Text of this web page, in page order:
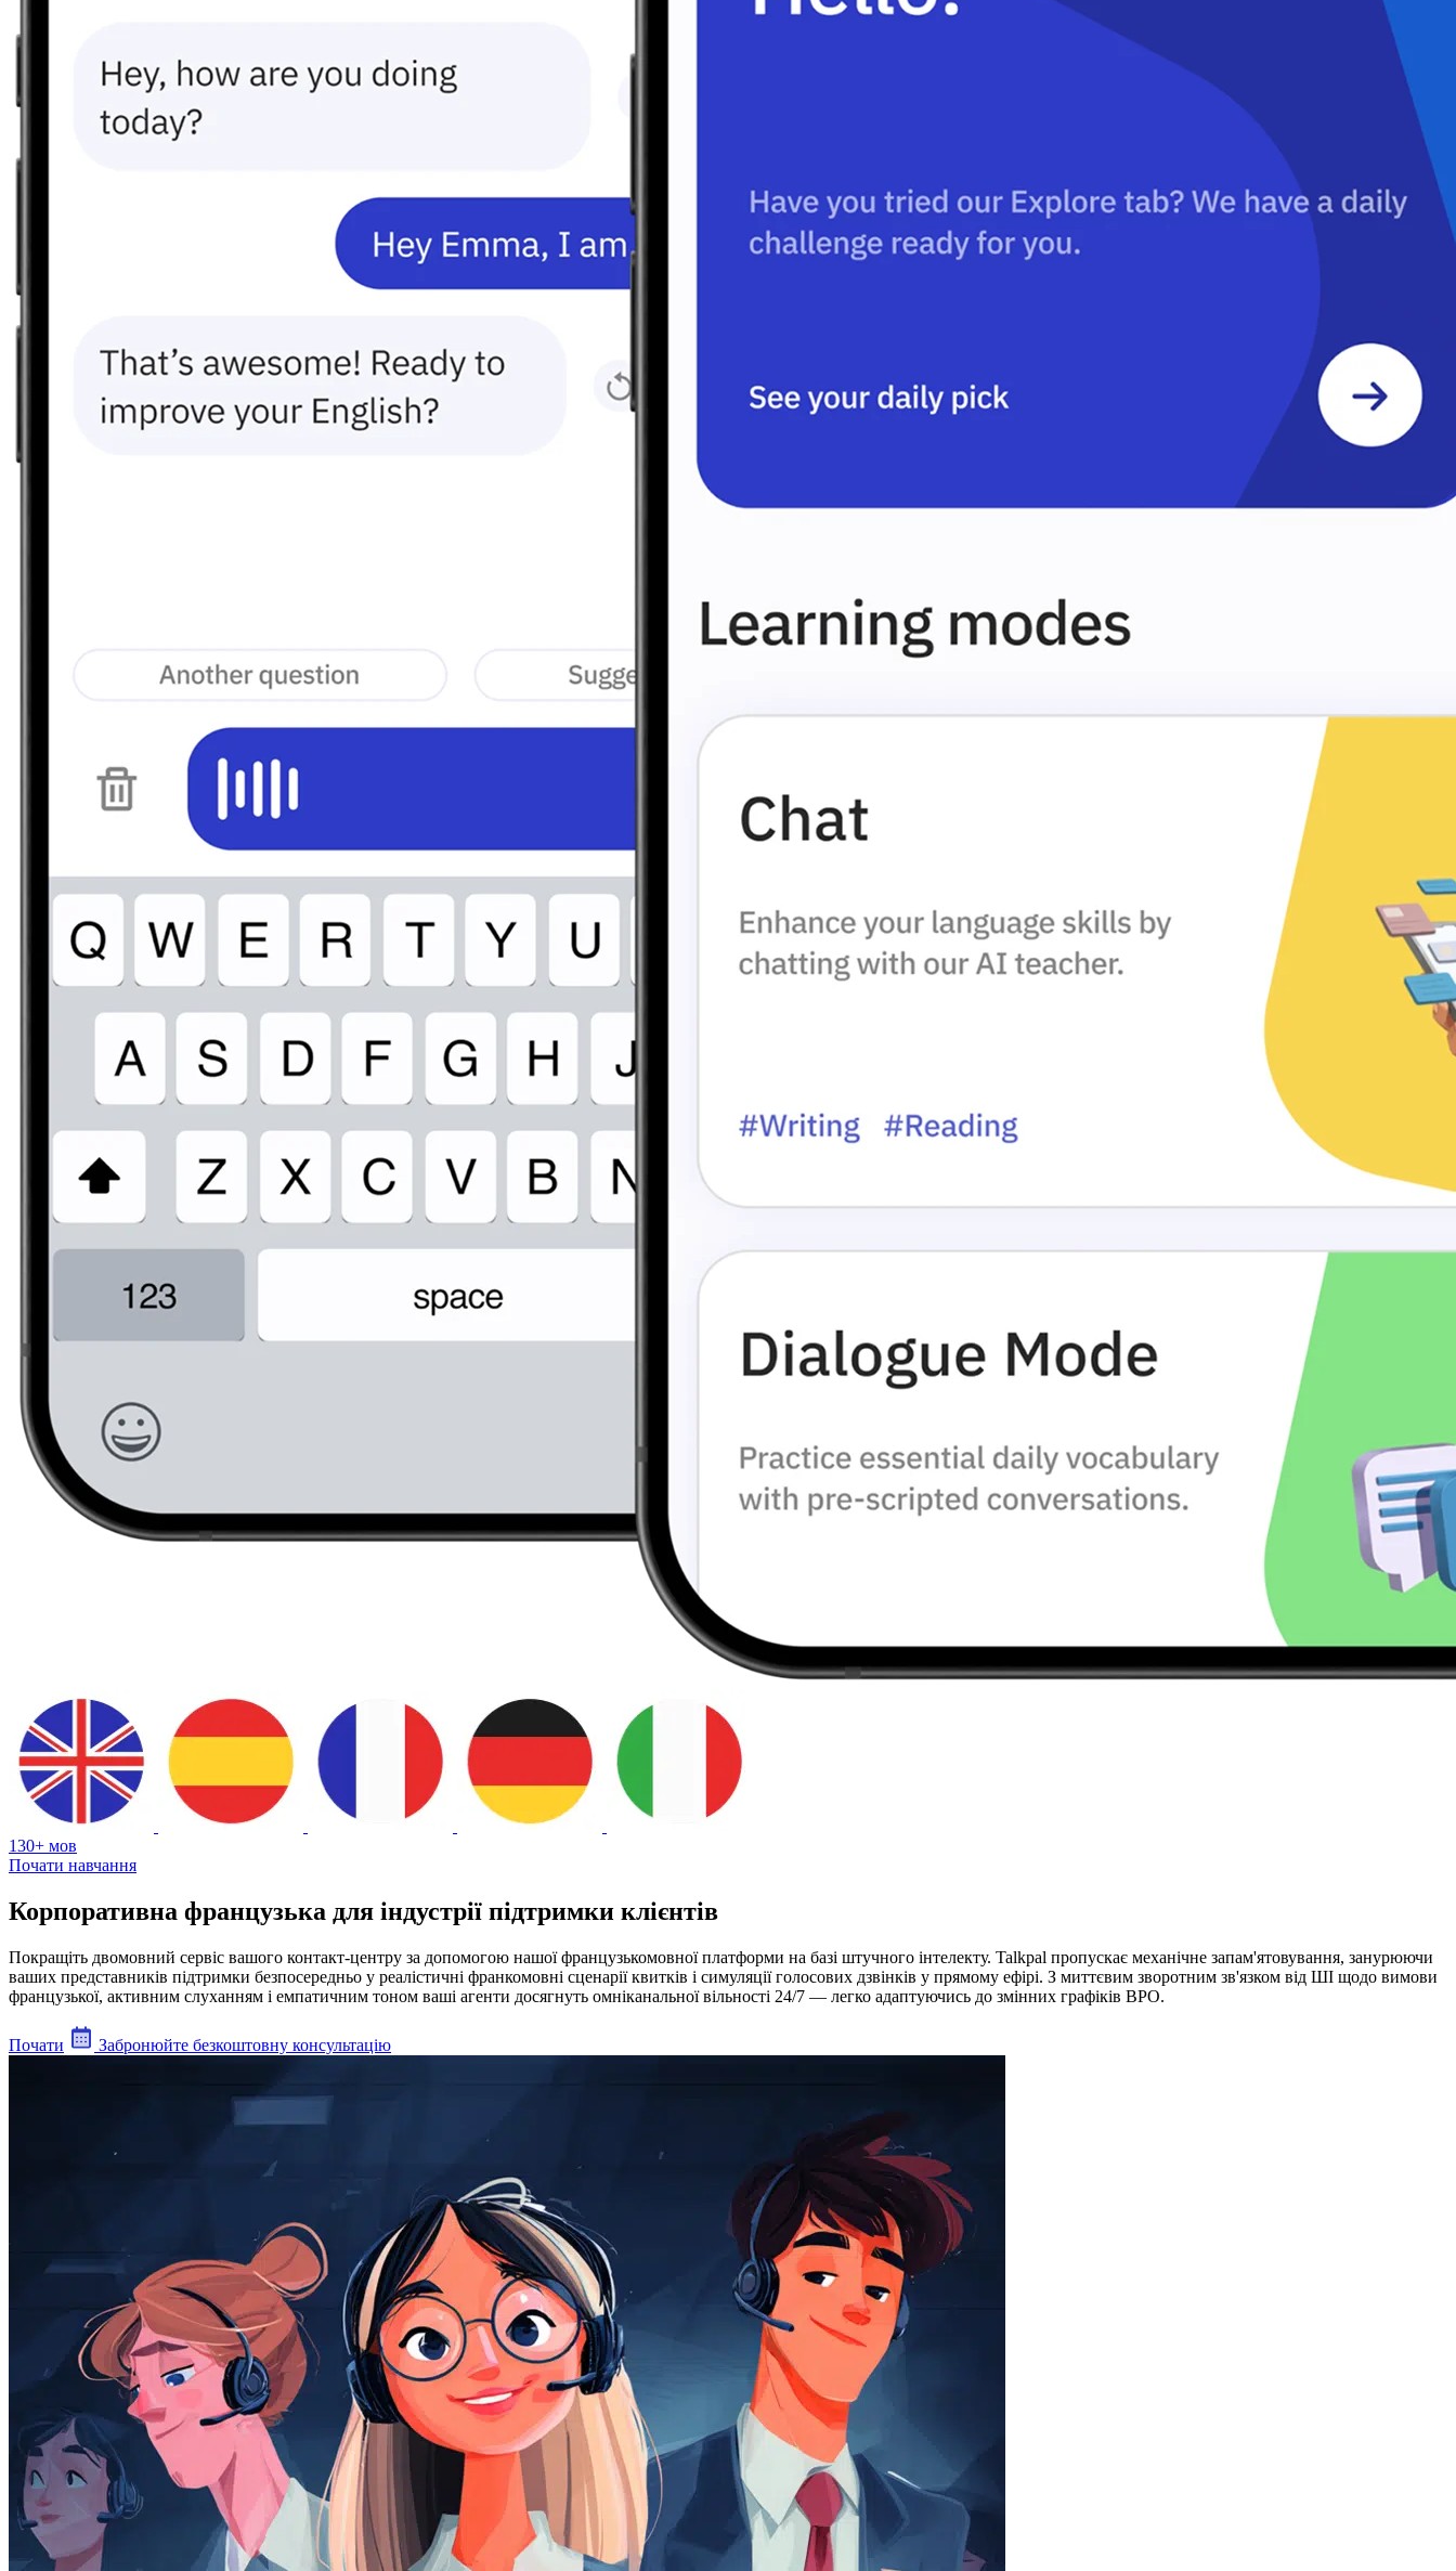
130+ мов
Почати навчання
Корпоративна французька для індустрії підтримки клієнтів
Покращіть двомовний сервіс вашого контакт-центру за допомогою нашої французькомовної платформи на базі штучного інтелекту. Talkpal пропускає механічне запам'ятовування, занурюючи
ваших представників підтримки безпосередньо у реалістичні франкомовні сценарії квитків і симуляції голосових дзвінків у прямому ефірі. З миттєвим зворотним зв'язком від ШІ щодо вимови
французької, активним слуханням і емпатичним тоном ваші агенти досягнуть омніканальної вільності 24/7 — легко адаптуючись до змінних графіків BPO.
Почати Забронюйте безкоштовну консультацію